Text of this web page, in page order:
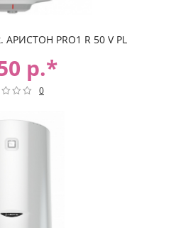
АРИСТОН PRO1 R 50 V PL
р.*
0